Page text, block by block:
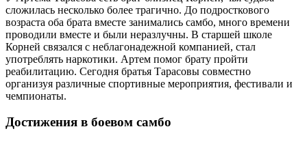
сложилась несколько более трагично. До подросткового
возраста оба брата вместе занимались самбо, много времени
проводили вместе и были неразлучны. В старшей школе
Корней связался с неблагонадежной компанией, стал
употреблять наркотики. Артем помог брату пройти
реабилитацию. Сегодня братья Тарасовы совместно
организуя различные спортивные мероприятия, фестивали и
чемпионаты.
Достижения в боевом самбо